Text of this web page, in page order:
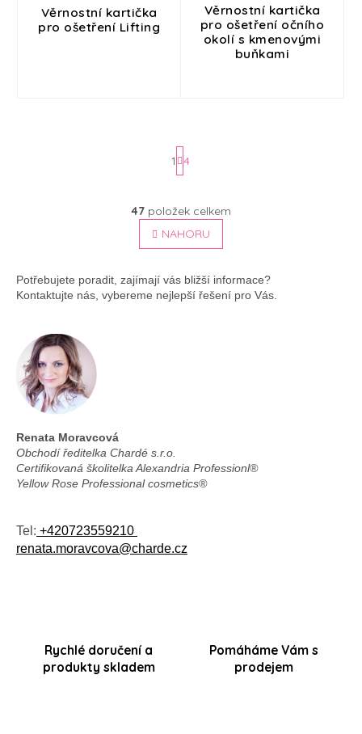
Věrnostní kartička
pro ošetření Lifting
Věrnostní kartička
pro ošetření očního
okolí s kmenovými
buňkami
O
v
l
á
a
c
s
u
t
r
á
n
k
o
1 4
47 položek celkem
NAHORU
Potřebujete poradit, zajímají vás bližší informace?
Kontaktujte nás, vybereme nejlepší řešení pro Vás.
Renata Moravcová
Obchodí ředitelka Chardé s.r.o.
Certifikovaná školitelka Alexandria Professionl®
Yellow Rose Professional cosmetics®
Tel: +420723559210
renata.moravcova@charde.cz
Rychlé doručení a
produkty skladem
Pomáháme Vám s
prodejem